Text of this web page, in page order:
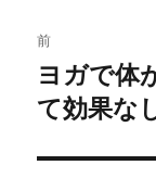
稿
ナ
ビ
前
過
去
投
ヨガで体
て効果な